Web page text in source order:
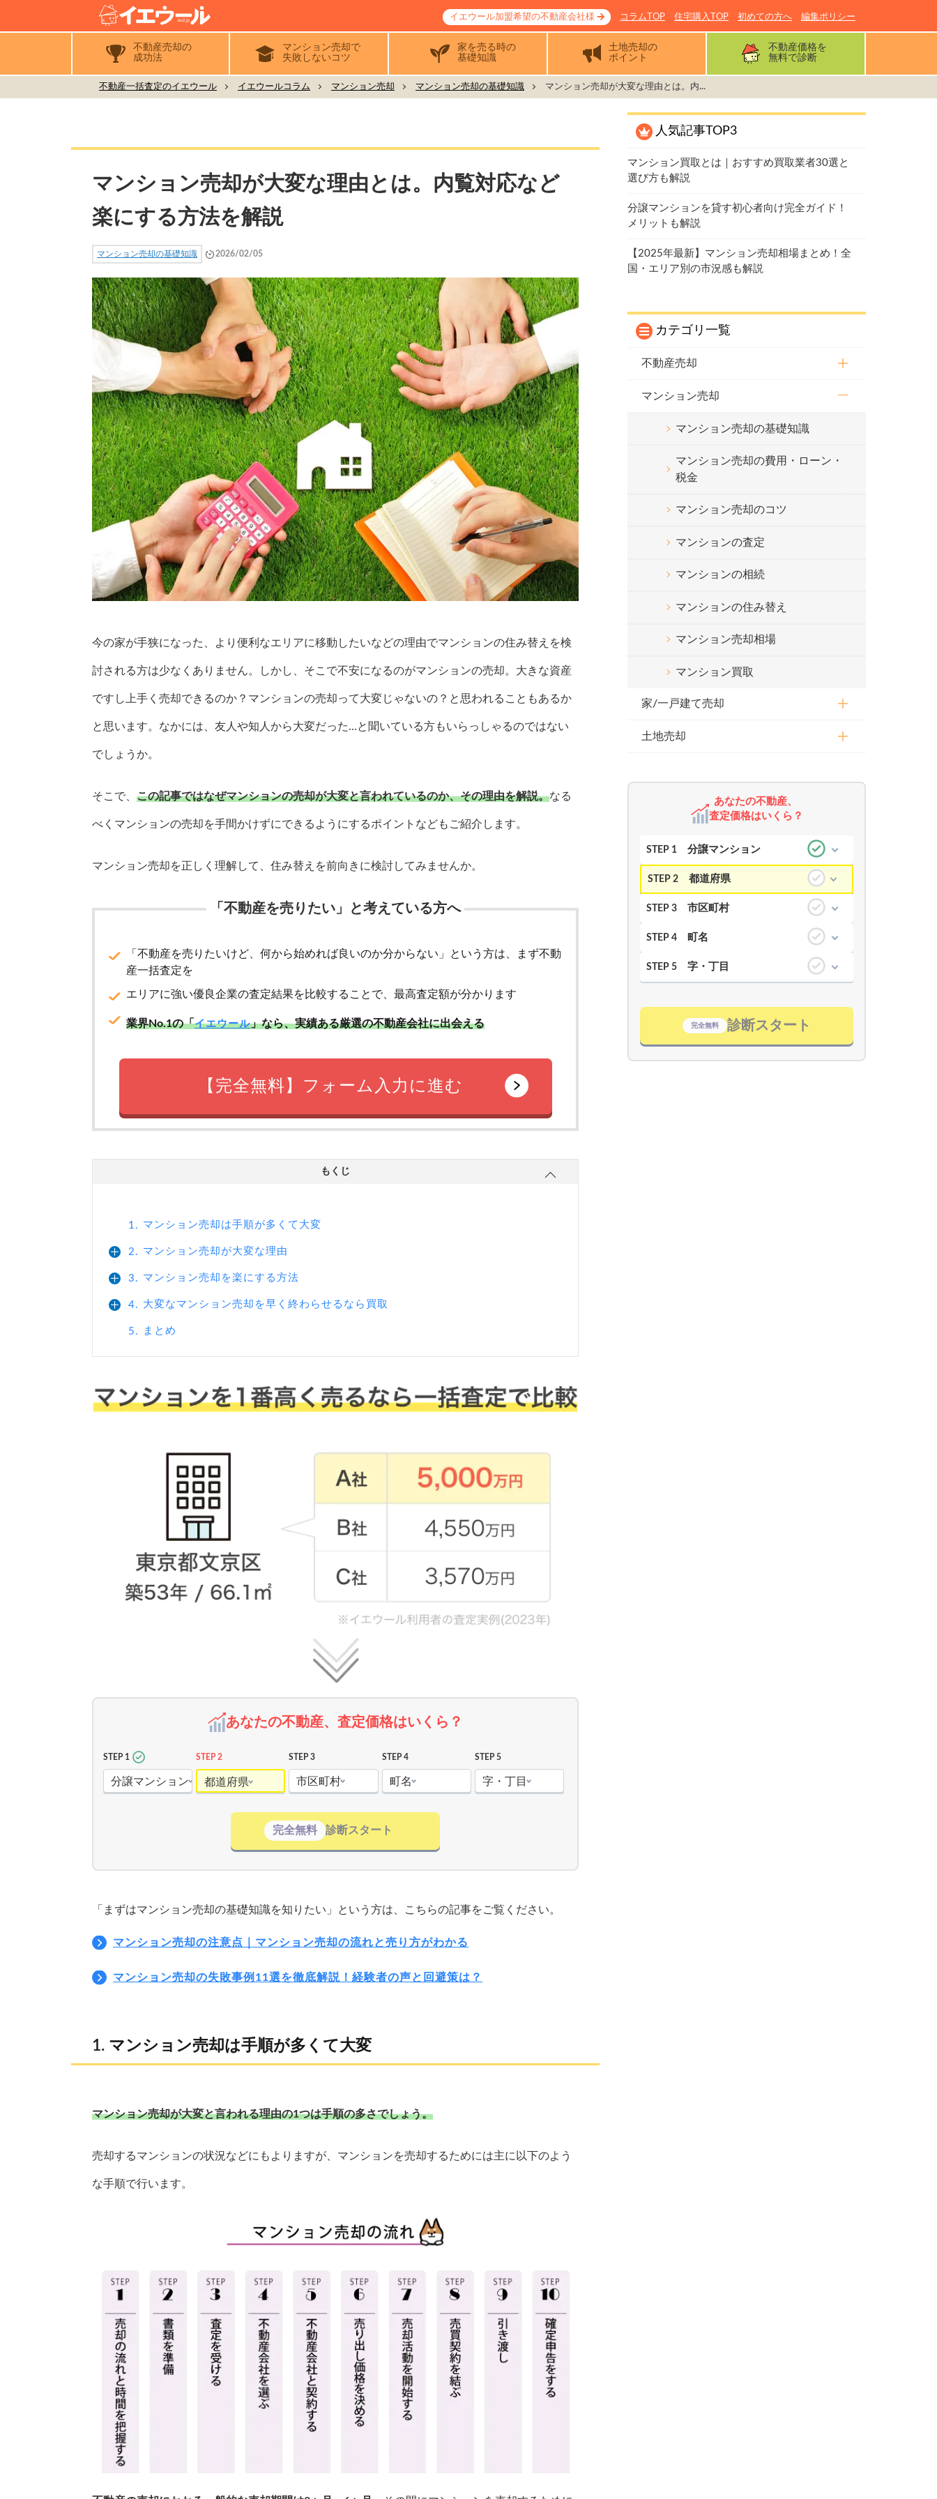
イエウール加盟希望の不動産会社様 コラムTOP 住宅購入TOP 初めての方へ 編集ポリシー
不動産売却の
成功法
マンション売却で
失敗しないコツ
家を売る時の
基礎知識
土地売却の
ポイント
不動産価格を
無料で診断
不動産一括査定のイエウール イエウールコラム マンション売却 マンション売却の基礎知識 マンション売却が大変な理由とは。内...
マンション売却が大変な理由とは。内覧対応など
楽にする方法を解説
マンション売却の基礎知識 2026/02/05
今の家が手狭になった、より便利なエリアに移動したいなどの理由でマンションの住み替えを検
討される方は少なくありません。しかし、そこで不安になるのがマンションの売却。大きな資産
ですし上手く売却できるのか？マンションの売却って大変じゃないの？と思われることもあるか
と思います。なかには、友人や知人から大変だった…と聞いている方もいらっしゃるのではない
でしょうか。
そこで、 この記事ではなぜマンションの売却が大変と言われているのか、その理由を解説。なる
べくマンションの売却を手間かけずにできるようにするポイントなどもご紹介します。
マンション売却を正しく理解して、住み替えを前向きに検討してみませんか。
「不動産を売りたい」と考えている方へ
「不動産を売りたいけど、何から始めれば良いのか分からない」という方は、まず不動
産一括査定を
エリアに強い優良企業の査定結果を比較することで、最高査定額が分かります
業界No.1の「イエウール」なら、実績ある厳選の不動産会社に出会える
【完全無料】フォーム入力に進む
もくじ
1. マンション売却は手順が多くて大変
2. マンション売却が大変な理由
3. マンション売却を楽にする方法
4. 大変なマンション売却を早く終わらせるなら買取
5. まとめ
あなたの不動産、査定価格はいくら？
STEP 1
分譲マンション
STEP 2
都道府県
STEP 3
市区町村
STEP 4
町名
STEP 5
字・丁目
完全無料 診断スタート
「まずはマンション売却の基礎知識を知りたい」という方は、こちらの記事をご覧ください。
マンション売却の注意点｜マンション売却の流れと売り方がわかる
マンション売却の失敗事例11選を徹底解説！経験者の声と回避策は？
マンション売却は手順が多くて大変
マンション売却が大変と言われる理由の1つは手順の多さでしょう。
売却するマンションの状況などにもよりますが、マンションを売却するためには主に以下のよう
な手順で行います。
人気記事TOP3
マンション買取とは｜おすすめ買取業者30選と
選び方も解説
分譲マンションを貸す初心者向け完全ガイド！
メリットも解説
【2025年最新】マンション売却相場まとめ！全
国・エリア別の市況感も解説
カテゴリ一覧
不動産売却
マンション売却
マンション売却の基礎知識
マンション売却の費用・ローン・
税金
マンション売却のコツ
マンションの査定
マンションの相続
マンションの住み替え
マンション売却相場
マンション買取
家/一戸建て売却
土地売却
あなたの不動産、
査定価格はいくら？
STEP 1 分譲マンション
STEP 2 都道府県
STEP 3 市区町村
STEP 4 町名
STEP 5 字・丁目
完全無料 診断スタート